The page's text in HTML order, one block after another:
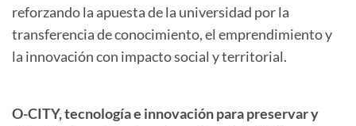
reforzando la apuesta de la universidad por la
transferencia de conocimiento, el emprendimiento y
la innovación con impacto social y territorial.
O-CITY, tecnología e innovación para preservar y